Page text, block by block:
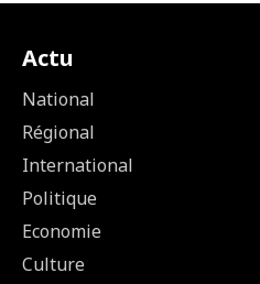
Actu
National
Régional
International
Politique
Economie
Culture